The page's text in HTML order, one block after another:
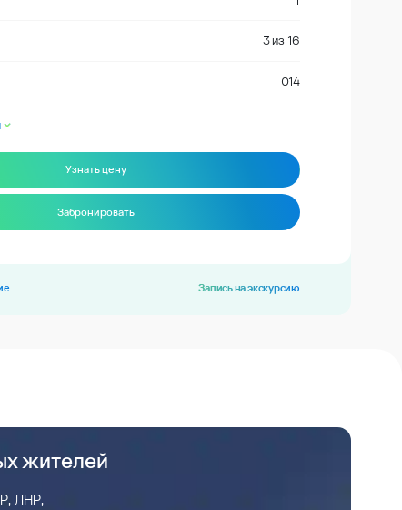
3из 16
014
Узнать цену
Забронировать
Запись на экскурсию
жителей
ЛНР,